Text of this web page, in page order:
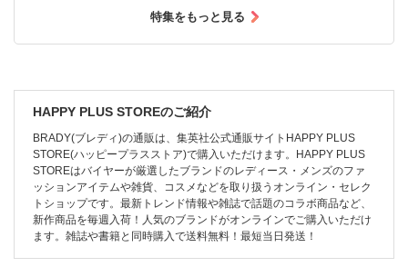
特集をもっと見る
HAPPY PLUS STOREのご紹介
BRADY(ブレディ)の通販は、集英社公式通販サイトHAPPY PLUS
STORE(ハッピープラスストア)で購入いただけます。HAPPY PLUS
STOREはバイヤーが厳選したブランドのレディース・メンズのファ
ッションアイテムや雑貨、コスメなどを取り扱うオンライン・セレク
トショップです。最新トレンド情報や雑誌で話題のコラボ商品など、
新作商品を毎週入荷！人気のブランドがオンラインでご購入いただけ
ます。雑誌や書籍と同時購入で送料無料！最短当日発送！